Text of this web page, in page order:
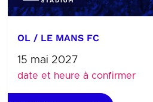
OL / LE MANS FC
15 mai 2027
date et heure à confirmer